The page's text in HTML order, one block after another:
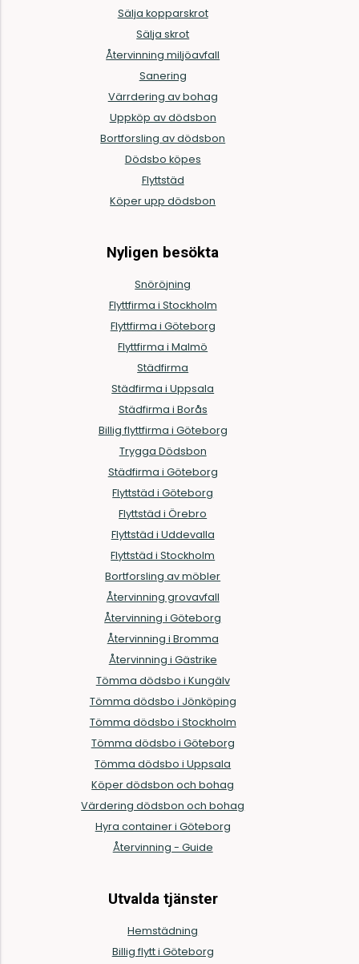
Sälja kopparskrot
Sälja skrot
Återvinning miljöavfall
Sanering
Värrdering av bohag
Uppköp av dödsbon
Bortforsling av dödsbon
Dödsbo köpes
Flyttstäd
Köper upp dödsbon
Nyligen besökta
Snöröjning
Flyttfirma i Stockholm
Flyttfirma i Göteborg
Flyttfirma i Malmö
Städfirma
Städfirma i Uppsala
Städfirma i Borås
Billig flyttfirma i Göteborg
Trygga Dödsbon
Städfirma i Göteborg
Flyttstäd i Göteborg
Flyttstäd i Örebro
Flyttstäd i Uddevalla
Flyttstäd i Stockholm
Bortforsling av möbler
Återvinning grovavfall
Återvinning i Göteborg
Återvinning i Bromma
Återvinning i Gästrike
Tömma dödsbo i Kungälv
Tömma dödsbo i Jönköping
Tömma dödsbo i Stockholm
Tömma dödsbo i Göteborg
Tömma dödsbo i Uppsala
Köper dödsbon och bohag
Värdering dödsbon och bohag
Hyra container i Göteborg
Återvinning - Guide
Utvalda tjänster
Hemstädning
Billig flytt i Göteborg